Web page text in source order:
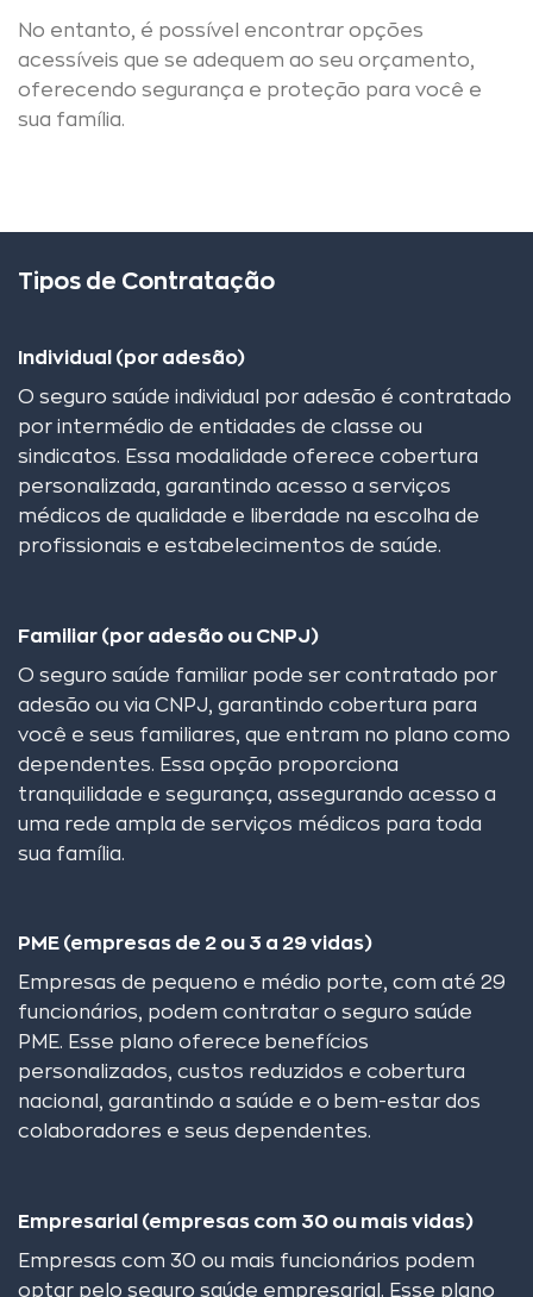
No entanto, é possível encontrar opções
acessíveis que se adequem ao seu orçamento,
oferecendo segurança e proteção para você e
sua família.
Tipos de Contratação
Individual (por adesão)
O seguro saúde individual por adesão é contratado
por intermédio de entidades de classe ou
sindicatos. Essa modalidade oferece cobertura
personalizada, garantindo acesso a serviços
médicos de qualidade e liberdade na escolha de
profissionais e estabelecimentos de saúde.
Familiar (por adesão ou CNPJ)
O seguro saúde familiar pode ser contratado por
adesão ou via CNPJ, garantindo cobertura para
você e seus familiares, que entram no plano como
dependentes. Essa opção proporciona
tranquilidade e segurança, assegurando acesso a
uma rede ampla de serviços médicos para toda
sua família.
PME (empresas de 2 ou 3 a 29 vidas)
Empresas de pequeno e médio porte, com até 29
funcionários, podem contratar o seguro saúde
PME. Esse plano oferece benefícios
personalizados, custos reduzidos e cobertura
nacional, garantindo a saúde e o bem-estar dos
colaboradores e seus dependentes.
Empresarial (empresas com 30 ou mais vidas)
Empresas com 30 ou mais funcionários podem
optar pelo seguro saúde empresarial. Esse plano